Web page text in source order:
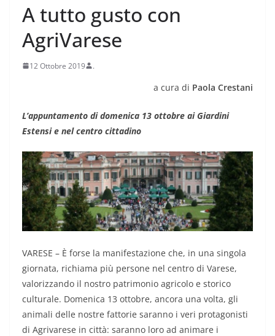
A tutto gusto con
AgriVarese
12 Ottobre 2019 .
a cura di Paola Crestani
L’appuntamento di domenica 13 ottobre ai Giardini
Estensi e nel centro cittadino
VARESE – È forse la manifestazione che, in una singola
giornata, richiama più persone nel centro di Varese,
valorizzando il nostro patrimonio agricolo e storico
culturale. Domenica 13 ottobre, ancora una volta, gli
animali delle nostre fattorie saranno i veri protagonisti
di Agrivarese in città: saranno loro ad animare i